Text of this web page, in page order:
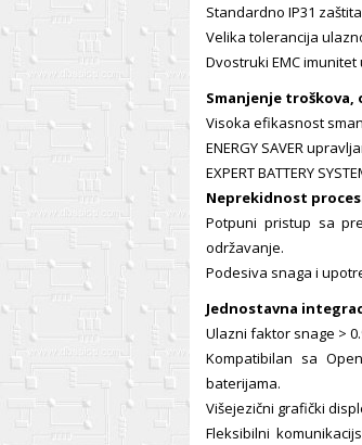
Standardno IP31
Velika tolerancija
Dvostruki EMC
Smanjenje
Visoka efikasnost
ENERGY SAVER
EXPERT BATTERY
Neprekidnost
Potpuni pristup sa
održavanje.
Podesiva snaga i
Jednostavna
Ulazni faktor snage >
Kompatibilan sa
baterijama.
Višejezični grafički
Fleksibilni